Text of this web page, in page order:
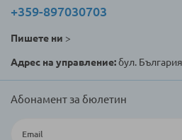
+359-897030703
Пишете ни >
Адрес на управление:бул.
Абонамент за бюлетин